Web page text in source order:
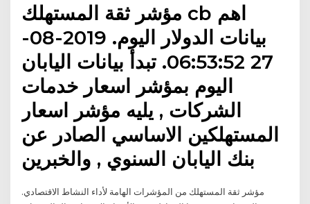
مؤشر ثقة المستهلك cb اهم
بيانات الدولار اليوم. 2019-08-
27 06:53:52. تبدأ بيانات اليابان
اليوم بمؤشر اسعار خدمات
الشركات , يليه مؤشر اسعار
المستهلكين الاساسي الصادر عن
بنك اليابان السنوي , والخبرين
مؤشر ثقة المستهلك من المؤشرات الهامة لأداء النشاط الاقتصادي.